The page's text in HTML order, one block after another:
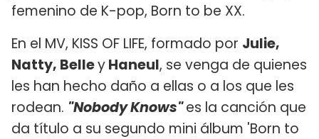
femenino de K-pop, Born to be XX.
En el MV, KISS OF LIFE, formado por Julie,
Natty, BelleyHaneul, se venga de quienes
les han hecho daño a ellas o a los que les
rodean. "Nobody Knows"es la canción que
da título a su segundo mini álbum 'Born to